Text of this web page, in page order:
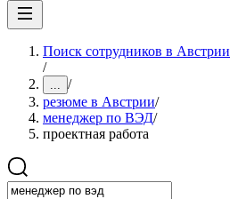
Поиск сотрудников в Австрии
/
... /
резюме в Австрии/
менеджер по ВЭД/
проектная работа